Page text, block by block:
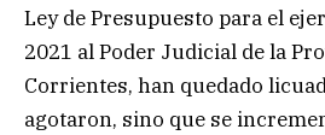
Ley de Presupuesto para el
2021 al Poder Judicial de la
Corrientes, han quedado
agotaron, sino que se